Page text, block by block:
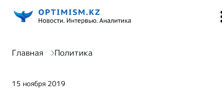
Главная Политика
15 ноября 2019